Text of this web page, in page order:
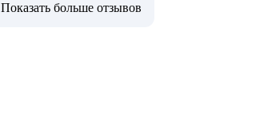
Показать больше отзывов